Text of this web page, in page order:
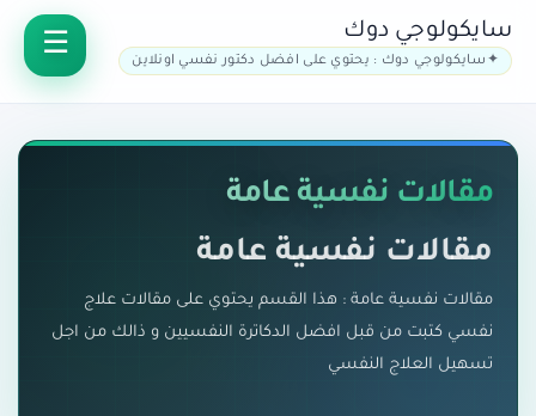
سايكولوجي دوك
سايكولوجي دوك : يحتوي على افضل دكتور نفسي اونلاين
مقالات نفسية عامة
مقالات نفسية عامة
مقالات نفسية عامة : هذا القسم يحتوي على مقالات علاج
نفسي كتبت من قبل افضل الدكاترة النفسيين و ذالك من اجل
تسهيل العلاج النفسي